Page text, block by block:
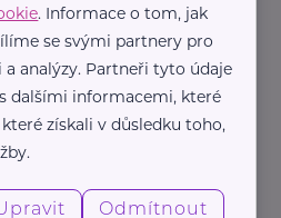
. Informace o tom, jak
se svými partnery pro
analýzy. Partneři tyto údaje
dalšími informacemi, které
získali v důsledku toho,
Odmítnout